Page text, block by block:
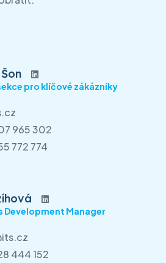
pro klíčové zákázníky
965 302
772 774
Development Manager
444 152